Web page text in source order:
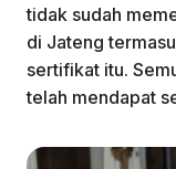
tidak sudah
di Jateng
sertifikat itu.
telah mendapat